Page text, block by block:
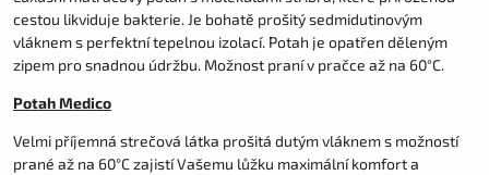
cestou likviduje bakterie. Je bohatě prošitý sedmidutinovým
vláknem s perfektní tepelnou izolací. Potah je opatřen děleným
zipem pro snadnou údržbu. Možnost praní v pračce až na 60°C.
Potah Medico
Velmi příjemná strečová látka prošitá dutým vláknem s možností
prané až na 60°C zajistí Vašemu lůžku maximální komfort a